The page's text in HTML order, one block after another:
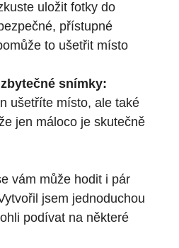
uložit fotky do
přístupné
to ušetřit místo
snímky:
ušetříte místo, ale také
jen máloco je skutečně
vám může hodit i pár
jsem jednoduchou
podívat na některé